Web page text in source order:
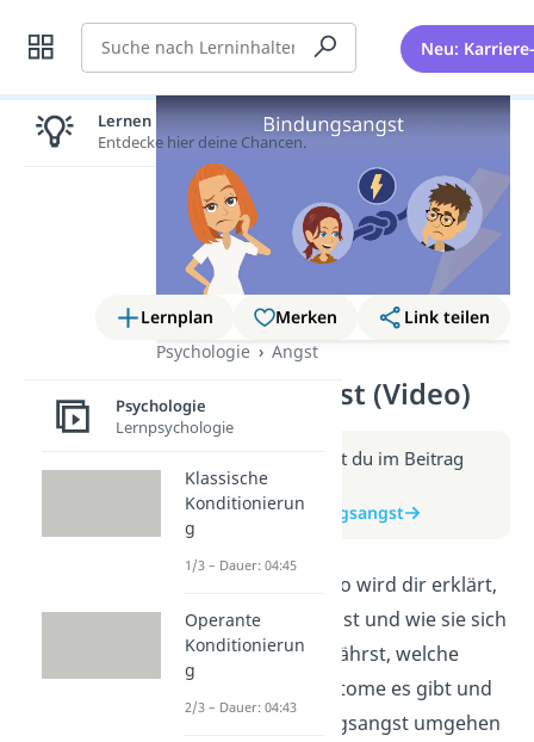
Suche Neu:
Lernplan Merken
Link teilen
Psychologie
Angst
Bindungsangst (Video)
Weitere Infos erhältst du im Beitrag
zum Video
zum Beitrag: Bindungsangst
In diesem Erklärvideo wird dir erklärt,
was Bindungsangst ist und wie sie sich
äußern kann. Du erfährst, welche
Ursachen und Symptome es gibt und
wie man mit Bindungsangst umgehen
Lernen lohnt sich!
Entdecke hier deine Chancen.
Psychologie
Lernpsychologie
Klassische
Konditionierun
g
1/3 – Dauer: 04:45
Operante
Konditionierun
g
2/3 – Dauer: 04:43